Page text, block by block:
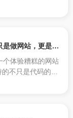
是做网站，更是为
个体验糟糕的网站
不只是代码的堆